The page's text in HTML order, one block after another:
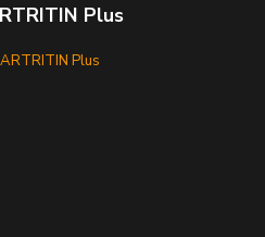
Plus
Plus